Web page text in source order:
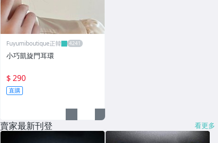
Fuyumiboutique正韓
小巧凱旋門耳環
$ 290
直購
賣家最新刊登 看更多